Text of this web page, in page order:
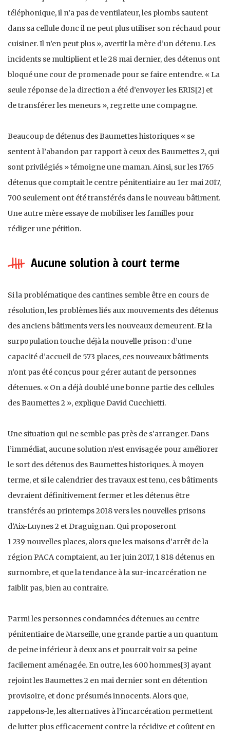
téléphonique, il n’a pas de ventilateur, les plombs sautent
dans sa cellule donc il ne peut plus utiliser son réchaud pour
cuisiner. Il n’en peut plus », avertit la mère d’un détenu. Les
incidents se multiplient et le 28 mai dernier, des détenus ont
bloqué une cour de promenade pour se faire entendre. « La
seule réponse de la direction a été d’envoyer les ERIS[2] et
de transférer les meneurs », regrette une compagne.
Beaucoup de détenus des Baumettes historiques « se
sentent à l’abandon par rapport à ceux des Baumettes 2, qui
sont privilégiés » témoigne une maman. Ainsi, sur les 1765
détenus que comptait le centre pénitentiaire au 1er mai 2017,
700 seulement ont été transférés dans le nouveau bâtiment.
Une autre mère essaye de mobiliser les familles pour
rédiger une pétition.
Aucune solution à court terme
Si la problématique des cantines semble être en cours de
résolution, les problèmes liés aux mouvements des détenus
des anciens bâtiments vers les nouveaux demeurent. Et la
surpopulation touche déjà la nouvelle prison : d’une
capacité d’accueil de 573 places, ces nouveaux bâtiments
n’ont pas été conçus pour gérer autant de personnes
détenues. « On a déjà doublé une bonne partie des cellules
des Baumettes 2 », explique David Cucchietti.
Une situation qui ne semble pas près de s’arranger. Dans
l’immédiat, aucune solution n’est envisagée pour améliorer
le sort des détenus des Baumettes historiques. À moyen
terme, et si le calendrier des travaux est tenu, ces bâtiments
devraient définitivement fermer et les détenus être
transférés au printemps 2018 vers les nouvelles prisons
d’Aix-Luynes 2 et Draguignan. Qui proposeront
1 239 nouvelles places, alors que les maisons d’arrêt de la
région PACA comptaient, au 1er juin 2017, 1 818 détenus en
surnombre, et que la tendance à la sur-incarcération ne
faiblit pas, bien au contraire.
Parmi les personnes condamnées détenues au centre
pénitentiaire de Marseille, une grande partie a un quantum
de peine inférieur à deux ans et pourrait voir sa peine
facilement aménagée. En outre, les 600 hommes[3] ayant
rejoint les Baumettes 2 en mai dernier sont en détention
provisoire, et donc présumés innocents. Alors que,
rappelons-le, les alternatives à l’incarcération permettent
de lutter plus efficacement contre la récidive et coûtent en